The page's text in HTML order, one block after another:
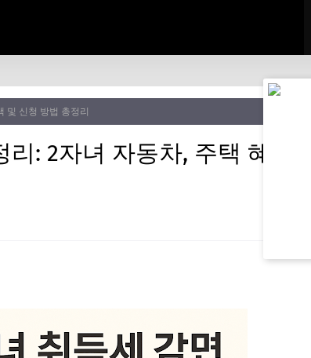
및 신청 방법 총정리
: 2자녀 자동차, 주택 혜택 및